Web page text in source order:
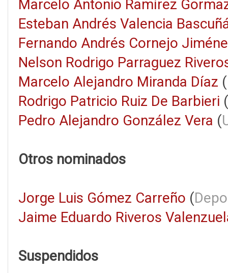
Marcelo Antonio Ramírez
Esteban Andrés Valencia
Fernando Andrés Cornejo
Nelson Rodrigo Parraguez
Marcelo Alejandro Miranda Díaz (
Rodrigo Patricio Ruiz De Barbieri (
Pedro Alejandro González Vera (
Otros nominados
Jorge Luis Gómez Carreño (
Jaime Eduardo Riveros
Suspendidos